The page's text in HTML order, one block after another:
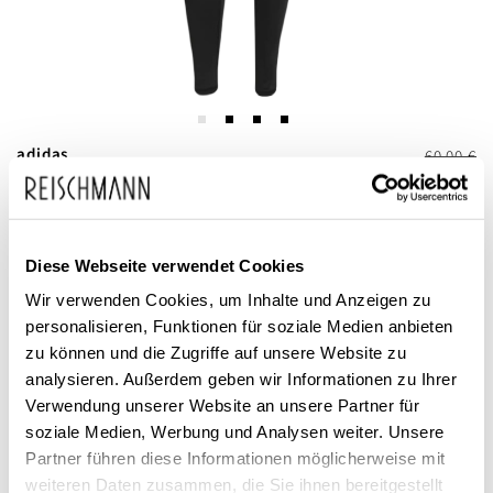
Diese Webseite verwendet Cookies
Wir verwenden Cookies, um Inhalte und Anzeigen zu
personalisieren, Funktionen für soziale Medien anbieten
zu können und die Zugriffe auf unsere Website zu
analysieren. Außerdem geben wir Informationen zu Ihrer
Verwendung unserer Website an unsere Partner für
soziale Medien, Werbung und Analysen weiter. Unsere
Partner führen diese Informationen möglicherweise mit
weiteren Daten zusammen, die Sie ihnen bereitgestellt
Zum
Anfang
der
springen
adidas
Damen 7/8 Sportleggings
60,00 €
49,99 €
inkl. MwSt.
Dieses Produkt ist exklusiv in unseren Filialen erhältlich. Prüfen Sie
mit einem Klick auf „Vor Ort verfügbar?", wo Ihre Größe vorrätig ist.